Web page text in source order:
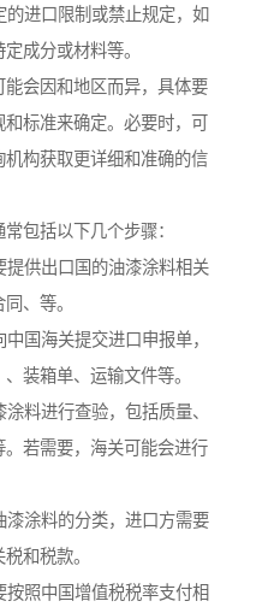
进口限制或禁止规定，如
成分或材料等。
会因和地区而异，具体要
标准来确定。必要时，可
构获取更详细和准确的信
包括以下几个步骤：
提供出口国的油漆涂料相关
、等。
国海关提交进口申报单，
装箱单、运输文件等。
料进行查验，包括质量、
若需要，海关可能会进行
涂料的分类，进口方需要
和税款。
照中国增值税税率支付相